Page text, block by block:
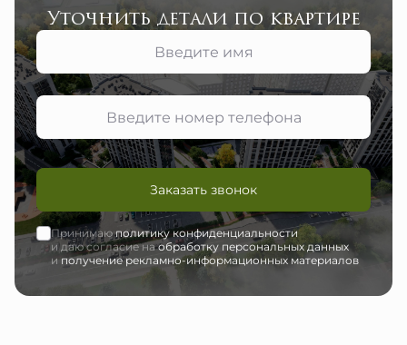
Заказать звонок
и даю согласие наобработку персональных данных
иполучение рекламно-информационных материалов